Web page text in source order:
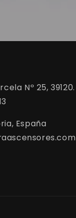
Nº 25, 39120.
España